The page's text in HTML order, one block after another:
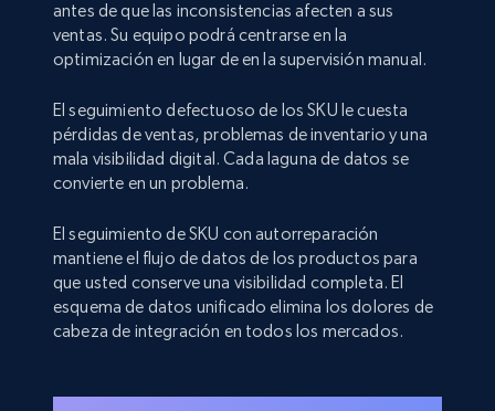
antes de que las inconsistencias afecten a sus
ventas. Su equipo podrá centrarse en la
optimización en lugar de en la supervisión manual.
El seguimiento defectuoso de los SKU le cuesta
pérdidas de ventas, problemas de inventario y una
mala visibilidad digital. Cada laguna de datos se
convierte en un problema.
El seguimiento de SKU con autorreparación
mantiene el flujo de datos de los productos para
que usted conserve una visibilidad completa. El
esquema de datos unificado elimina los dolores de
cabeza de integración en todos los mercados.